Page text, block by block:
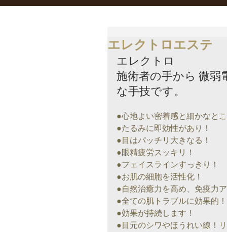
エレクトロエステ
エレクトロ
施術者の手から 微
な手技です。
●心地よい密着感と細かなと
●たるみに即効性があり！
●目はパッチリ大きなる！
●眼精疲労スッキリ！
●フェイスラインすっきり！
●お肌の細胞を活性化！
●自然治癒力を高め、免疫力ア
●全ての肌トラブルに効果的！
●効果が持続します！
●目元のシワやほうれい線！